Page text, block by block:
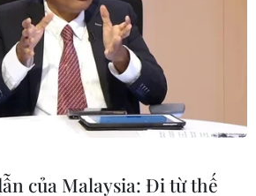
của Malaysia: Đi từ thế